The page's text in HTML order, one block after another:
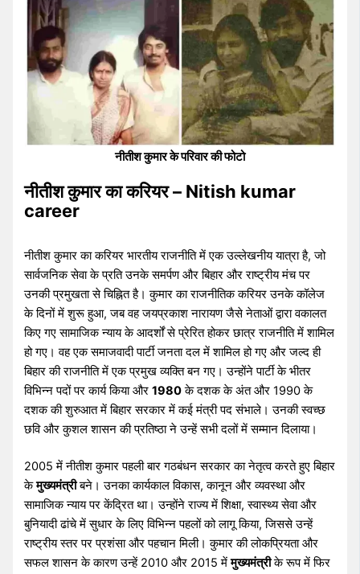
नीतीश कुमार के परिवार की फोटो
नीतीश कुमार का करियर – Nitish kumar
career
नीतीश कुमार का करियर भारतीय राजनीति में एक उल्लेखनीय यात्रा है, जो
सार्वजनिक सेवा के प्रति उनके समर्पण और बिहार और राष्ट्रीय मंच पर
उनकी प्रमुखता से चिह्नित है। कुमार का राजनीतिक करियर उनके कॉलेज
के दिनों में शुरू हुआ, जब वह जयप्रकाश नारायण जैसे नेताओं द्वारा वकालत
किए गए सामाजिक न्याय के आदर्शों से प्रेरित होकर छात्र राजनीति में शामिल
हो गए। वह एक समाजवादी पार्टी जनता दल में शामिल हो गए और जल्द ही
बिहार की राजनीति में एक प्रमुख व्यक्ति बन गए। उन्होंने पार्टी के भीतर
विभिन्न पदों पर कार्य किया और1980के दशक के अंत और 1990 के
दशक की शुरुआत में बिहार सरकार में कई मंत्री पद संभाले। उनकी स्वच्छ
छवि और कुशल शासन की प्रतिष्ठा ने उन्हें सभी दलों में सम्मान दिलाया।
2005 में नीतीश कुमार पहली बार गठबंधन सरकार का नेतृत्व करते हुए बिहार
केमुख्यमंत्रीबने। उनका कार्यकाल विकास, कानून और व्यवस्था और
सामाजिक न्याय पर केंद्रित था। उन्होंने राज्य में शिक्षा, स्वास्थ्य सेवा और
बुनियादी ढांचे में सुधार के लिए विभिन्न पहलों को लागू किया, जिससे उन्हें
राष्ट्रीय स्तर पर प्रशंसा और पहचान मिली। कुमार की लोकप्रियता और
सफल शासन के कारण उन्हें 2010 और 2015 मेंमुख्यमंत्रीके रूप में फिर